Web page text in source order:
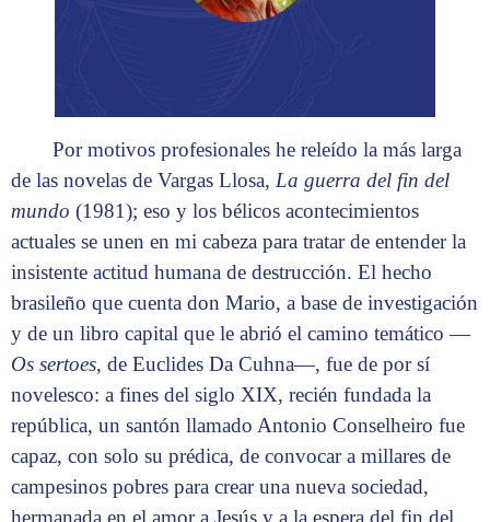
Por motivos profesionales he releído la más larga
de las novelas de Vargas Llosa, La guerra del fin del
mundo (1981); eso y los bélicos acontecimientos
actuales se unen en mi cabeza para tratar de entender la
insistente actitud humana de destrucción. El hecho
brasileño que cuenta don Mario, a base de investigación
y de un libro capital que le abrió el camino temático —
Os sertoes, de Euclides Da Cuhna—, fue de por sí
novelesco: a fines del siglo XIX, recién fundada la
república, un santón llamado Antonio Conselheiro fue
capaz, con solo su prédica, de convocar a millares de
campesinos pobres para crear una nueva sociedad,
hermanada en el amor a Jesús y a la espera del fin del